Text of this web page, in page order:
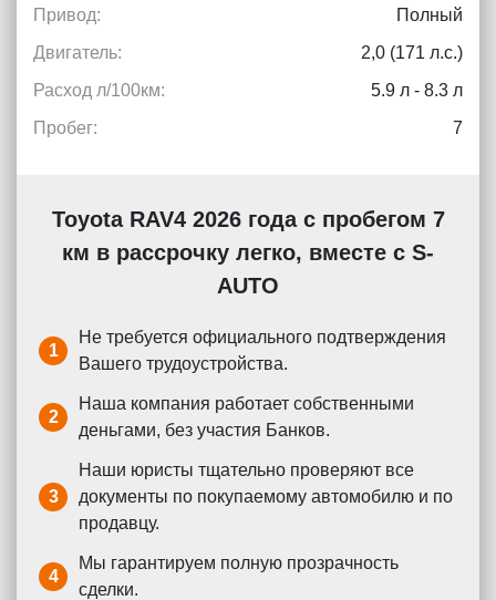
Привод:
Полный
Двигатель:
2,0 (171 л.с.)
Расход л/100км:
5.9 л - 8.3 л
Пробег:
7
Toyota RAV4 2026 года с пробегом 7
км в рассрочку легко, вместе с S-
AUTO
1
Не требуется официального подтверждения
Вашего трудоустройства.
2
Наша компания работает собственными
деньгами, без участия Банков.
3
Наши юристы тщательно проверяют все
документы по покупаемому автомобилю и по
продавцу.
4
Мы гарантируем полную прозрачность
сделки.